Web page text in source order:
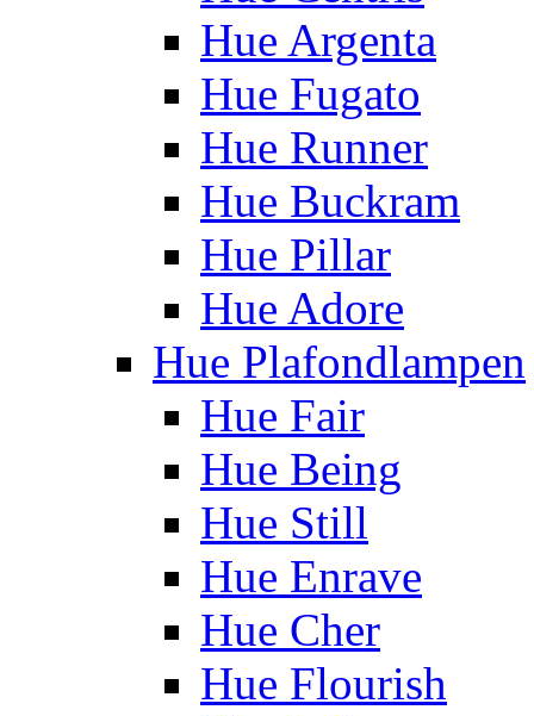
Hue Argenta
Hue Fugato
Hue Runner
Hue Buckram
Hue Pillar
Hue Adore
Hue Plafondlampen
Hue Fair
Hue Being
Hue Still
Hue Enrave
Hue Cher
Hue Flourish